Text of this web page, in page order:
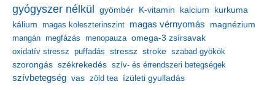
gyógyszer nélkül gyömbér K-vitamin kalcium kurkuma
kálium magas koleszterinszint magas vérnyomás magnézium
mangán megfázás menopauza omega-3 zsírsavak
oxidatív stressz puffadás stressz stroke szabad gyökök
szorongás székrekedés szív- és érrendszeri betegségek
szívbetegség vas zöld tea ízületi gyulladás